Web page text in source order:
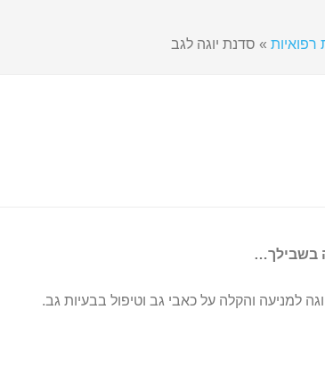
רפואיות » סדנת יוגה לגב
בשבילך…
למניעה והקלה על כאבי גב וטיפול בבעיות גב.